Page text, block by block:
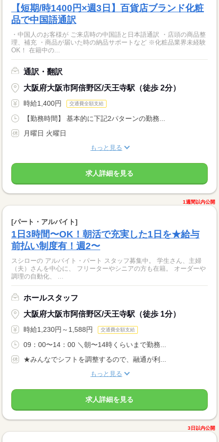
【短期/時1400円×週3日】百貨店ブランド化粧
品で中国語通訳
・中国人のお客様が ご来店時の中国語と日本語通訳 ・店頭の商品整
理、補充 ・商品が届いた時の納品サポートなど ※化粧品業界未経験
OK！ 在籍中の...
通訳・翻訳
大阪府大阪市阿倍野区/天王寺駅（徒歩 2分）
時給1,400円 交通費全額支給
【勤務時間】 基本的に下記2パターンの勤務...
月曜日 火曜日
もっと見る
求人詳細を見る
1週間以内公開
[パート・アルバイト]
1日3時間〜OK！朝活で充実した1日を★給与
前払い制度有！週2〜
スシローの アルバイト・パート スタッフ募集中。 学生さん、主婦
（夫）さんを中心に、 フリーターやシニアの方も在籍。 オーダーや
調理の自動化、 ...
ホールスタッフ
大阪府大阪市阿倍野区/天王寺駅（徒歩 1分）
時給1,230円～1,588円 交通費全額支給
09：00〜14：00 ＼朝〜14時くらいまで勤務...
★みんなでシフトを調整するので、融通が利...
もっと見る
求人詳細を見る
3日以内公開